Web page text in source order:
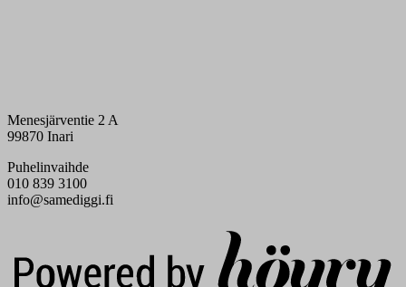
Menesjärventie 2 A
99870 Inari
Puhelinvaihde
010 839 3100
info@samediggi.fi